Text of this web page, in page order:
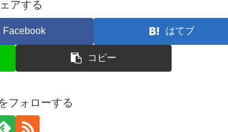
アする
Facebook はてブ
コピー
フォローする